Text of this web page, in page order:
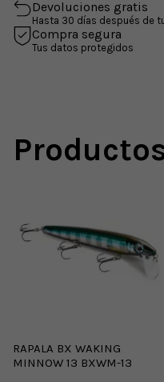
Devoluciones gratis
Hasta 30 días después de
Compra segura
Tus datos protegidos
RAPALA BX WAKING
MINNOW 13 BXWM-13